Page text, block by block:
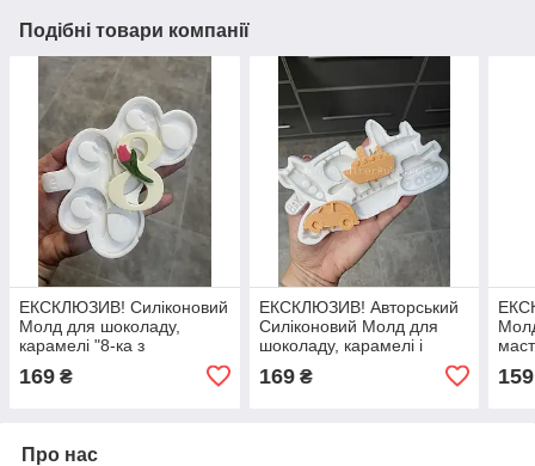
Подібні товари компанії
ЕКСКЛЮЗИВ! Силіконовий
Молд для шоколаду,
карамелi "8-ка з
169 ₴
ЕКСКЛЮЗИВ! Авторський
Силіконовий Молд для
шоколаду, карамелі і
асорті"
169₴ 159
Про нас